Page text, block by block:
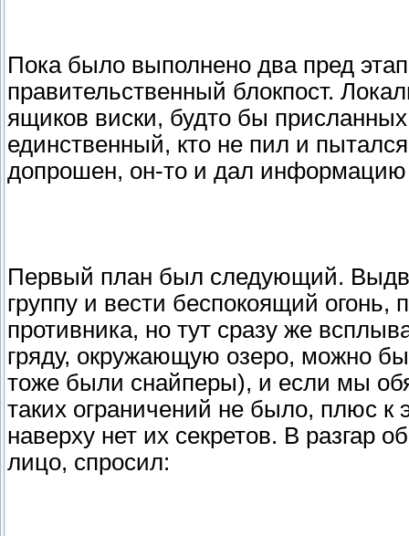
Пока было выполнено два пред
правительственный блокпост.
ящиков виски, будто бы
единственный, кто не пил и
допрошен, он-то и дал
Первый план был следующий.
группу и вести беспокоящий
противника, но тут сразу же
гряду, окружающую озеро, можно
тоже были снайперы), и если мы
таких ограничений не было, плюс к
наверху нет их секретов. В разгар
лицо, спросил: